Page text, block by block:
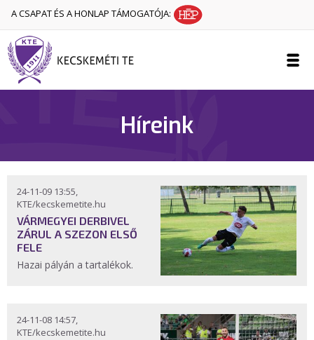
A CSAPAT ÉS A HONLAP TÁMOGATÓJA:
Híreink
24-11-09 13:55,
KTE/kecskemetite.hu
VÁRMEGYEI DERBIVEL
ZÁRUL A SZEZON ELSŐ
FELE
Hazai pályán a tartalékok.
24-11-08 14:57,
KTE/kecskemetite.hu